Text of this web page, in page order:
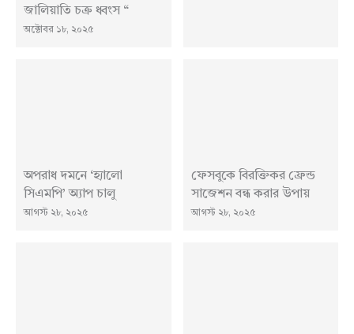
জালিয়াতি চক্র ধ্বংস “
অক্টোবর ১৮, ২০২৫
অপরাধ দমনে ‌‘হ্যালো
সিএমপি’ অ্যাপ চালু
আগস্ট ২৮, ২০২৫
ফেসবুকে বিরক্তিকর ফ্রেন্ড
সাজেশন বন্ধ করার উপায়
আগস্ট ২৮, ২০২৫